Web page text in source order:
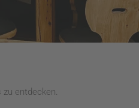
entdecken.